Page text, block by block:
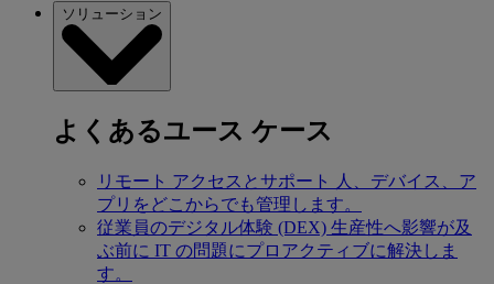
ソリューション
よくあるユース ケース
リモート アクセスとサポート
人、デバイス、ア
プリをどこからでも管理します。
従業員のデジタル体験 (DEX) 生産性へ影響が及
ぶ前に IT の問題にプロアクティブに解決しま
す。